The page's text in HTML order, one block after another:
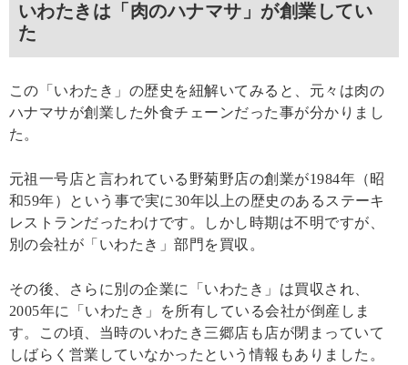
いわたきは「肉のハナマサ」が創業してい
た
この「いわたき」の歴史を紐解いてみると、元々は肉の
ハナマサが創業した外食チェーンだった事が分かりまし
た。
元祖一号店と言われている野菊野店の創業が1984年（昭
和59年）という事で実に30年以上の歴史のあるステーキ
レストランだったわけです。しかし時期は不明ですが、
別の会社が「いわたき」部門を買収。
その後、さらに別の企業に「いわたき」は買収され、
2005年に「いわたき」を所有している会社が倒産しま
す。この頃、当時のいわたき三郷店も店が閉まっていて
しばらく営業していなかったという情報もありました。